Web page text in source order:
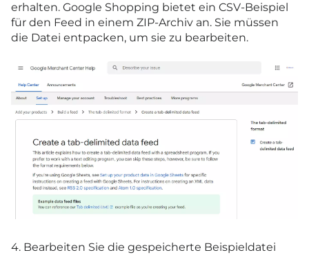
erhalten. Google Shopping bietet ein CSV-Beispiel
für den Feed in einem ZIP-Archiv an. Sie müssen
die Datei entpacken, um sie zu bearbeiten.
4. Bearbeiten Sie die gespeicherte Beispieldatei